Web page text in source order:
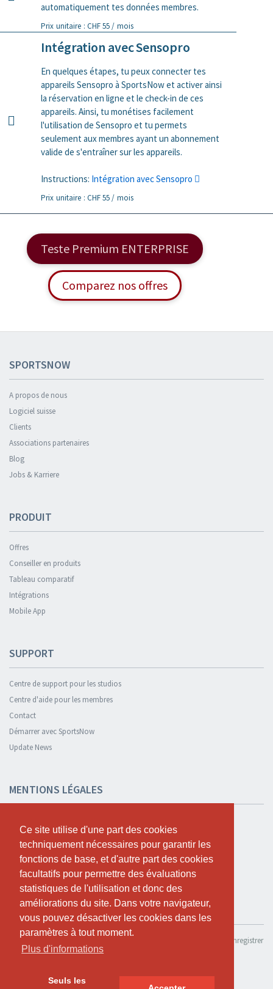
Ce site utilise d'une part des cookies
techniquement nécessaires pour garantir les
fonctions de base, et d'autre part des cookies
facultatifs pour permettre des évaluations
statistiques de l'utilisation et donc des
améliorations du site. Dans votre navigateur,
vous pouvez désactiver les cookies dans les
paramètres à tout moment.
Plus d'informations
Seuls les
Ce site utilise d'une part des cookies
techniquement nécessaires pour garantir les
fonctions de base, et d'autre part des cookies
facultatifs pour permettre des évaluations
statistiques de l'utilisation et donc des
améliorations du site. Dans votre navigateur,
vous pouvez désactiver les cookies dans les
paramètres à tout moment.
Plus d'informations
Seuls les
automatiquement tes données membres.
Prix unitaire : CHF 55 / mois
Intégration avec Sensopro
En quelques étapes, tu peux connecter tes
appareils Sensopro à SportsNow et activer ainsi
la réservation en ligne et le check-in de ces
appareils. Ainsi, tu monétises facilement
l'utilisation de Sensopro et tu permets
seulement aux membres ayant un abonnement
valide de s'entraîner sur les appareils.
Instructions: Intégration avec Sensopro
Prix unitaire : CHF 55 / mois
Teste Premium ENTERPRISE
Comparez nos offres
SPORTSNOW
A propos de nous
Logiciel suisse
Clients
Associations partenaires
Blog
Jobs & Karriere
PRODUIT
Offres
Conseiller en produits
Tableau comparatif
Intégrations
Mobile App
SUPPORT
Centre de support pour les studios
Centre d'aide pour les membres
Contact
Démarrer avec SportsNow
Update News
MENTIONS LÉGALES
Déclaration de confidentialité
Termes et conditions
Cookie Policy
TESTER GRATUITEMENT
Si tu souhaites utiliser SportsNow pour ton propre studio, tu peux l’enregistrer